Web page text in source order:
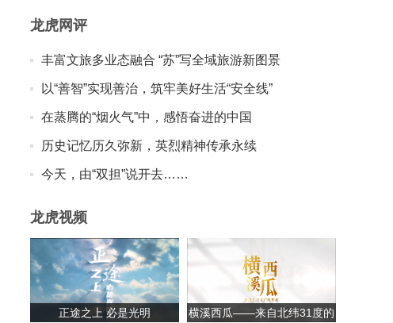
龙虎网评
丰富文旅多业态融合 “苏”写全域旅游新图景
以“善智”实现善治，筑牢美好生活“安全线”
在蒸腾的“烟火气”中，感悟奋进的中国
历史记忆历久弥新，英烈精神传承永续
今天，由“双担”说开去……
龙虎视频
正途之上 必是光明
横溪西瓜——来自北纬31度的